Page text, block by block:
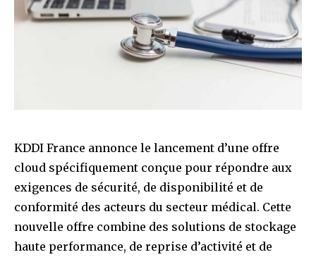
KDDI France annonce le lancement d’une offre
cloud spécifiquement conçue pour répondre aux
exigences de sécurité, de disponibilité et de
conformité des acteurs du secteur médical. Cette
nouvelle offre combine des solutions de stockage
haute performance, de reprise d’activité et de